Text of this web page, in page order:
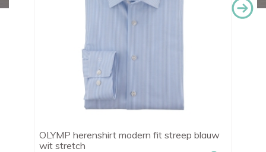
OLYMP herenshirt modern fit streep blauw
wit stretch